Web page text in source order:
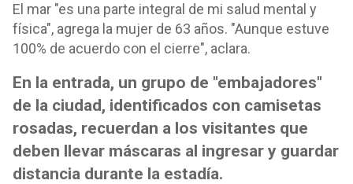
El mar "es una parte integral de mi salud mental y
física", agrega la mujer de 63 años. "Aunque estuve
100% de acuerdo con el cierre", aclara.
En la entrada, un grupo de "embajadores"
de la ciudad, identificados con camisetas
rosadas, recuerdan a los visitantes que
deben llevar máscaras al ingresar y guardar
distancia durante la estadía.